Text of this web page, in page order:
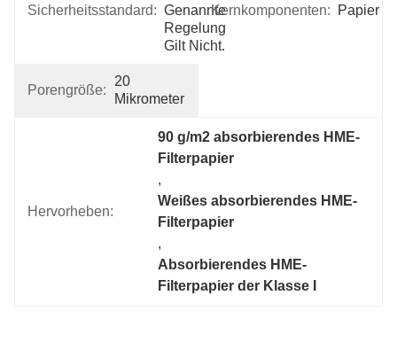
Sicherheitsstandard: Genannte
Regelung
Gilt Nicht.
Kernkomponenten: Papier
Porengröße:
20
Mikrometer
Hervorheben:
90 g/m2 absorbierendes HME-
Filterpapier
,
Weißes absorbierendes HME-
Filterpapier
,
Absorbierendes HME-
Filterpapier der Klasse I